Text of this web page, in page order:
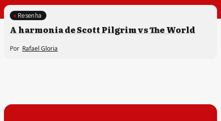
Resenha
A harmonia de Scott Pilgrim vs The World
Por Rafael Gloria